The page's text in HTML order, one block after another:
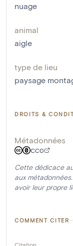
nuage
animal
aigle
type de lieu
paysage
DROITS &
Métadonnées
CC0
Cette dédicace
aux
avoir leur propre
COMMENT CITER
Citation